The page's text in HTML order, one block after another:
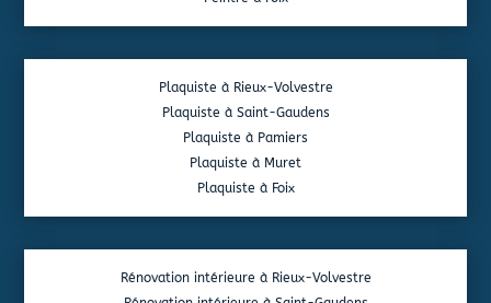
Plaquiste à Rieux-Volvestre
Plaquiste à Saint-Gaudens
Plaquiste à Pamiers
Plaquiste à Muret
Plaquiste à Foix
Rénovation intérieure à Rieux-Volvestre